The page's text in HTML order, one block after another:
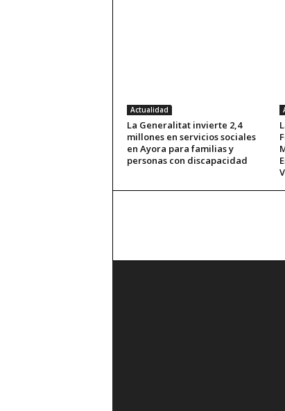
Actualidad
La Generalitat invierte 2,4
millones en servicios sociales
en Ayora para familias y
personas con discapacidad